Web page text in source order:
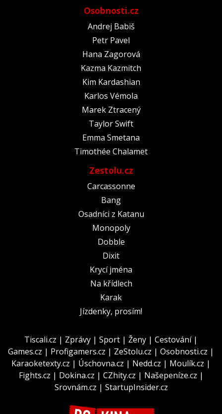
Osobnosti.cz
Andrej Babiš
Petr Pavel
Hana Zagorová
Kazma Kazmitch
Kim Kardashian
Karlos Vémola
Marek Ztracený
Taylor Swift
Emma Smetana
Timothée Chalamet
Zestolu.cz
Carcassonne
Bang
Osadníci z Katanu
Monopoly
Dobble
Dixit
Krycí jména
Na křídlech
Karak
Jízdenky, prosím!
Tiscali.cz | Zprávy | Sport | Ženy | Cestování|
Games.cz | Profigamers.cz | ZeStolu.cz | Osobnosti.cz |
Karaoketexty.cz | Úschovna.cz | Nedd.cz | Moulík.cz |
Fights.cz | Dokina.cz | CZhity.cz | Našepeníze.cz |
Srovnám.cz | StartupInsider.cz